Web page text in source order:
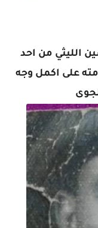
الليثي من احد
على اكمل وجه